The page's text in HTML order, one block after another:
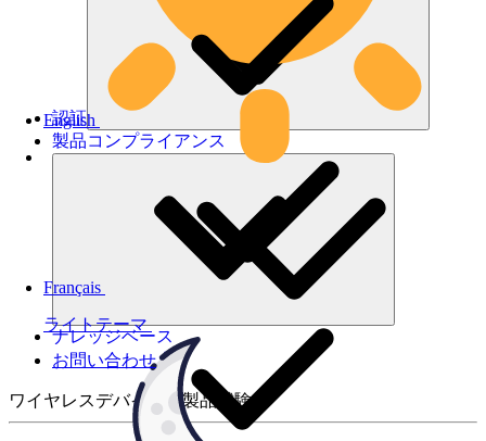
ライトテーマ
English
Français
認証
製品コンプライアンス
ナレッジベース
お問い合わせ
ワイヤレスデバイスの製品試験